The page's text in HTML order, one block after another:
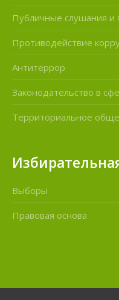
Публичные слушания
Противодействие
Антитеррор
Законодательство в
Территориальное
Выборы
Правовая основа